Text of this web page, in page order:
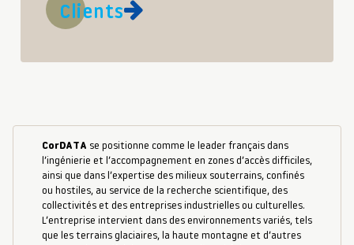
Clients
CorDATA se positionne comme le leader français dans
l’ingénierie et l’accompagnement en zones d’accès difficiles,
ainsi que dans l’expertise des milieux souterrains, confinés
ou hostiles, au service de la recherche scientifique, des
collectivités et des entreprises industrielles ou culturelles.
L’entreprise intervient dans des environnements variés, tels
que les terrains glaciaires, la haute montagne et d’autres